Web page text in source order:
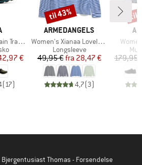
2 GTX
pris
€
( 17)
MÆRKE
ARMEDANGELS
Artikel
Women's Xianaa Lovely Stripes
Produktgruppe
Longsleeve
Pris
49,95 € Nedsat pris
fra 28,47 €
4,7(3)
Rabat
til 43%
Artikel
179,95
til
Bjergentusiast Thomas - Forsendelse